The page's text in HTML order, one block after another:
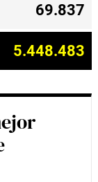
69.837
5.448.483